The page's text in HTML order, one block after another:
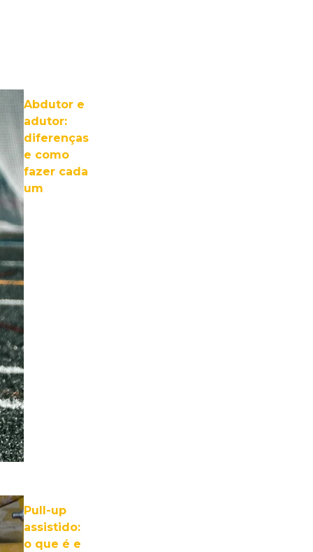
Abdutor e
adutor:
diferenças
e como
fazer cada
um
Pull-up
assistido:
o que é e